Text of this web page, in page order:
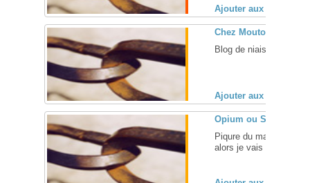
Ajouter aux favoris
Chez Mouton &
Blog de niais ... [
Ajouter aux favoris
Opium ou Serum
Piqure du matin
alors je vais me